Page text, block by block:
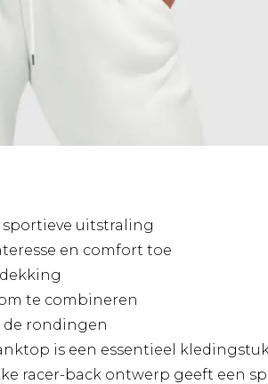
sportieve uitstraling
en comfort toe
te combineren
de rondingen
is een essentieel
racer-back ontwerp geeft een